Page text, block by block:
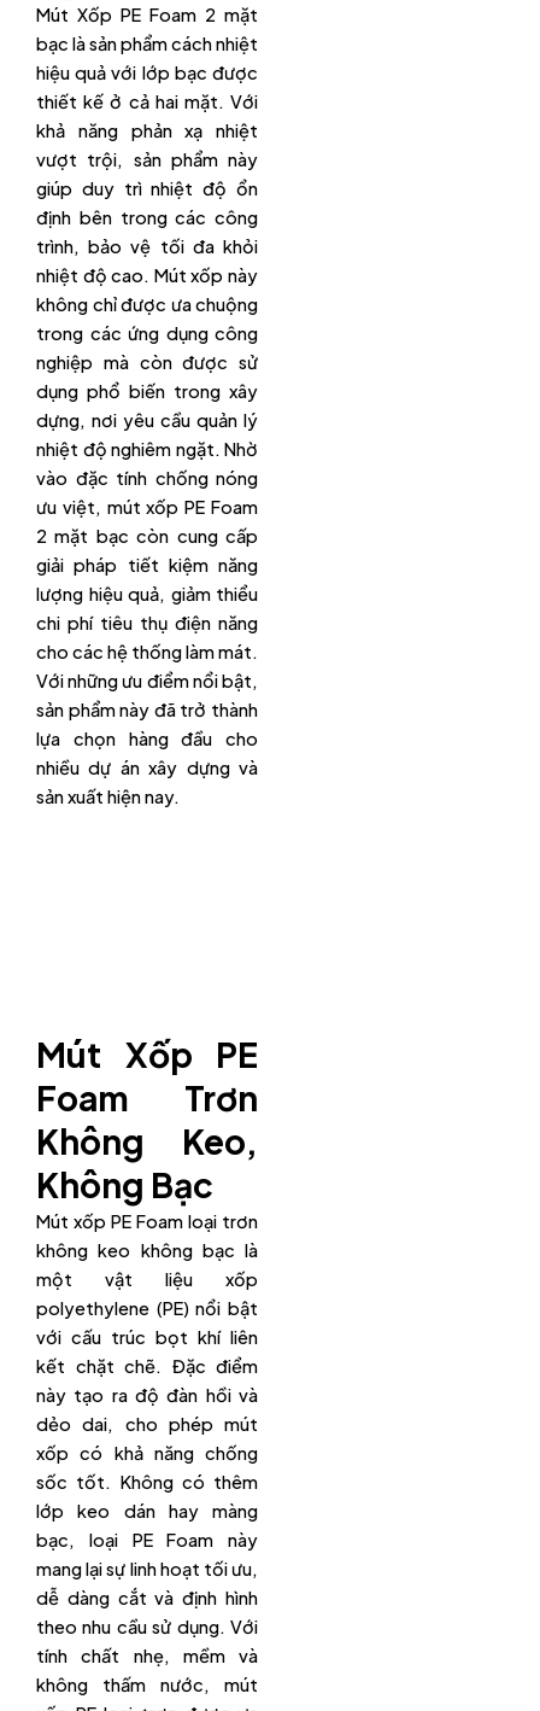
Mút Xốp PE Foam 2 mặt
bạc là sản phẩm cách nhiệt
hiệu quả với lớp bạc được
thiết kế ở cả hai mặt. Với
khả năng phản xạ nhiệt
vượt trội, sản phẩm này
giúp duy trì nhiệt độ ổn
định bên trong các công
trình, bảo vệ tối đa khỏi
nhiệt độ cao. Mút xốp này
không chỉ được ưa chuộng
trong các ứng dụng công
nghiệp mà còn được sử
dụng phổ biến trong xây
dựng, nơi yêu cầu quản lý
nhiệt độ nghiêm ngặt. Nhờ
vào đặc tính chống nóng
ưu việt, mút xốp PE Foam
2 mặt bạc còn cung cấp
giải pháp tiết kiệm năng
lượng hiệu quả, giảm thiểu
chi phí tiêu thụ điện năng
cho các hệ thống làm mát.
Với những ưu điểm nổi bật,
sản phẩm này đã trở thành
lựa chọn hàng đầu cho
nhiều dự án xây dựng và
sản xuất hiện nay.
Mút Xốp PE
Foam Trơn
Không Keo,
Không Bạc
Mút xốp PE Foam loại trơn
không keo không bạc là
một vật liệu xốp
polyethylene (PE) nổi bật
với cấu trúc bọt khí liên
kết chặt chẽ. Đặc điểm
này tạo ra độ đàn hồi và
dẻo dai, cho phép mút
xốp có khả năng chống
sốc tốt. Không có thêm
lớp keo dán hay màng
bạc, loại PE Foam này
mang lại sự linh hoạt tối ưu,
dễ dàng cắt và định hình
theo nhu cầu sử dụng. Với
tính chất nhẹ, mềm và
không thấm nước, mút